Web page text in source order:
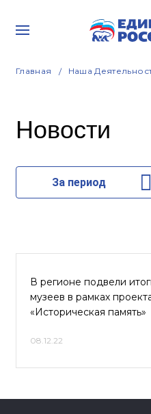
Главная Наша
Новости
За период
В регионе подвели
музеев в рамках
«Историческая память»
08.12.22